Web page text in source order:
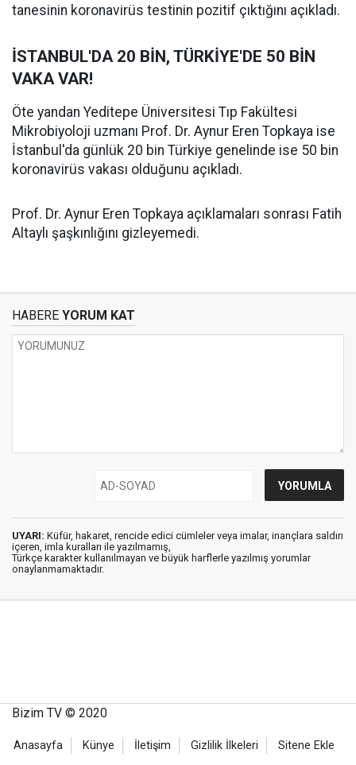
tanesinin koronavirüs testinin pozitif çıktığını açıkladı.
İSTANBUL'DA 20 BİN, TÜRKİYE'DE 50 BİN
VAKA VAR!
Öte yandan Yeditepe Üniversitesi Tıp Fakültesi
Mikrobiyoloji uzmanı Prof. Dr. Aynur Eren Topkaya ise
İstanbul'da günlük 20 bin Türkiye genelinde ise 50 bin
koronavirüs vakası olduğunu açıkladı.
Prof. Dr. Aynur Eren Topkaya açıklamaları sonrası Fatih
Altaylı şaşkınlığını gizleyemedi.
HABERE YORUM KAT
UYARI: Küfür, hakaret, rencide edici cümleler veya imalar, inançlara saldırı
içeren, imla kuralları ile yazılmamış,
Türkçe karakter kullanılmayan ve büyük harflerle yazılmış yorumlar
onaylanmamaktadır.
Bizim TV © 2020
Anasayfa Künye İletişim Gizlilik İlkeleri Sitene Ekle